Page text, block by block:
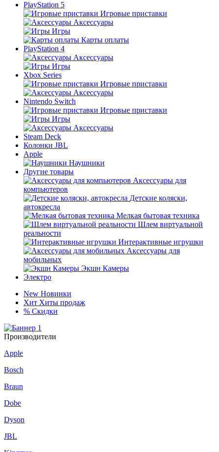
PlayStation 5
Игровые приставки
Аксессуары
Игры
Карты оплаты
PlayStation 4
Аксессуары
Игры
Xbox Series
Игровые приставки
Аксессуары
Nintendo Switch
Игровые приставки
Игры
Аксессуары
Steam Deck
Колонки JBL
Apple
Наушники
Другие товары
Аксессуары для
компьютеров
Детские коляски,
автокресла
Мелкая бытовая техника
Шлем виртуальной
реальности
Интерактивные игрушки
Аксессуары для
мобильных
Экшн Камеры
Электро
New Новинки
Хит Хиты продаж
% Скидки
Производители
Apple
Bosch
Braun
Dobe
Dyson
JBL